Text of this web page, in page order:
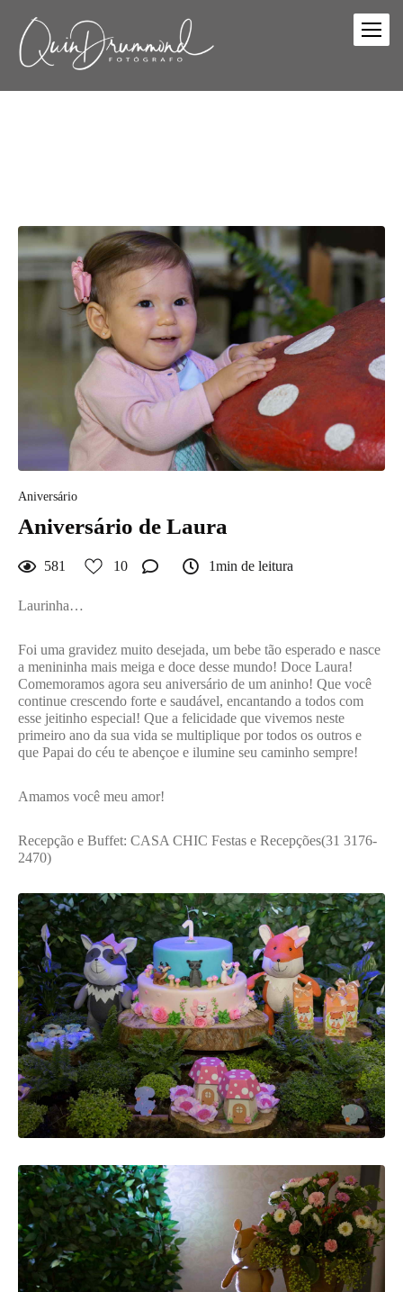
Aniversário
Aniversário de Laura
581 10 1min de leitura
Laurinha…
Foi uma gravidez muito desejada, um bebe tão esperado e nasce
a menininha mais meiga e doce desse mundo! Doce Laura!
Comemoramos agora seu aniversário de um aninho! Que você
continue crescendo forte e saudável, encantando a todos com
esse jeitinho especial! Que a felicidade que vivemos neste
primeiro ano da sua vida se multiplique por todos os outros e
que Papai do céu te abençoe e ilumine seu caminho sempre!
Amamos você meu amor!
Recepção e Buffet: CASA CHIC Festas e Recepções(31 3176-
2470)